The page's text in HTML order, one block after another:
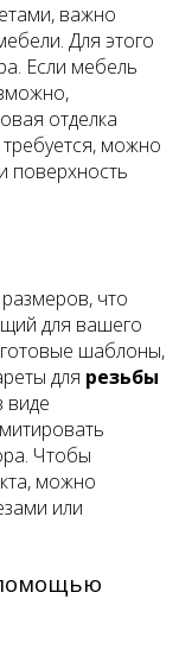
важно
Для этого
Если мебель
отделка
можно
поверхность
что
для вашего
шаблоны,
для резьбы
виде
Чтобы
можно
или